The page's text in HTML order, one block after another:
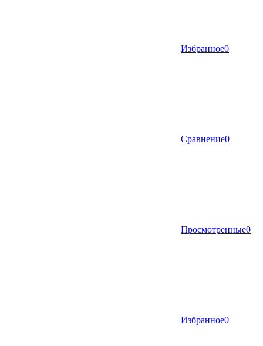
Избранное0
Сравнение0
Просмотренные0
Избранное0